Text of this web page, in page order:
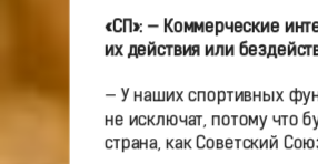
«СП»: — Коммерческие
их действия или
— У наших спортивных
не исключат, потому что
страна, как Советский